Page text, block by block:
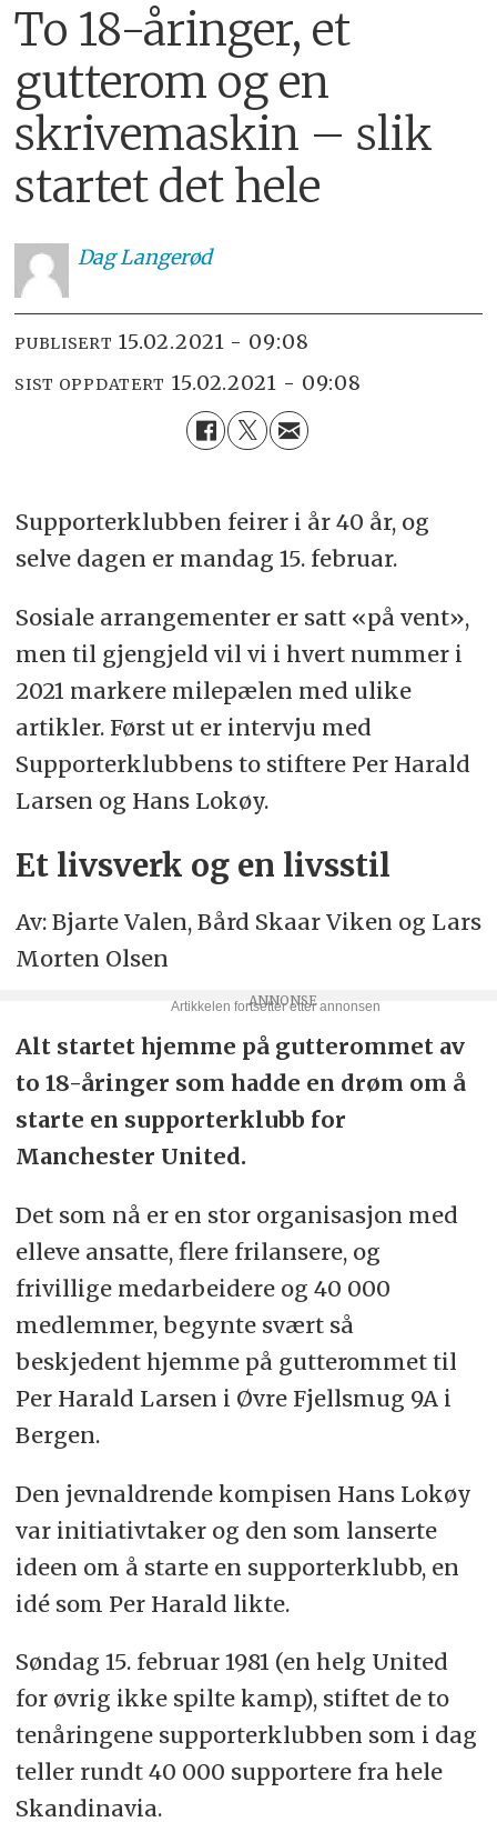
To 18-åringer, et
gutterom og en
skrivemaskin – slik
startet det hele
DagLangerød
PUBLISERT 15.02.2021 - 09:08
SIST OPPDATERT 15.02.2021 - 09:08
Supporterklubben feirer i år 40 år, og
selve dagen er mandag 15. februar.
Sosiale arrangementer er satt «på vent»,
men til gjengjeld vil vi i hvert nummer i
2021 markere milepælen med ulike
artikler. Først ut er intervju med
Supporterklubbens to stiftere Per Harald
Larsen og Hans Lokøy.
Et livsverk og en livsstil
Av: Bjarte Valen, Bård Skaar Viken og Lars
Morten Olsen
Alt startet hjemme på gutterommet av
to 18-åringer som hadde en drøm om å
starte en supporterklubb for
Manchester United.
Det som nå er en stor organisasjon med
elleve ansatte, flere frilansere, og
frivillige medarbeidere og 40 000
medlemmer, begynte svært så
beskjedent hjemme på gutterommet til
Per Harald Larsen i Øvre Fjellsmug 9A i
Bergen.
Den jevnaldrende kompisen Hans Lokøy
var initiativtaker og den som lanserte
ideen om å starte en supporterklubb, en
idé som Per Harald likte.
Søndag 15. februar 1981 (en helg United
for øvrig ikke spilte kamp), stiftet de to
tenåringene supporter­klubben som i dag
teller rundt 40 000 supportere fra hele
Skandinavia.